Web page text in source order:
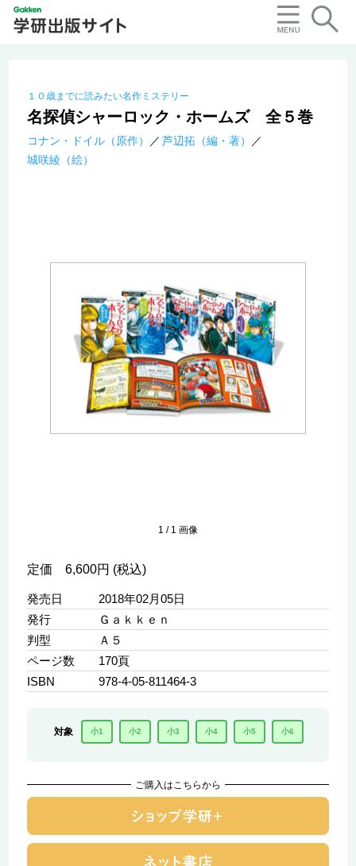
１０歳までに読みたい名作ミステリー
名探偵シャーロック・ホームズ 全５巻
コナン・ドイル（原作）
芦辺拓（編・著）
城咲綾（絵）
1 / 1 画像
定価 6,600円 (税込)
発売日
2018年02月05日
発行
Ｇａｋｋｅｎ
判型
Ａ５
ページ数
170頁
ISBN
978-4-05-811464-3
対象 小1 小2 小3 小4 小5 小6
ご購入はこちらから